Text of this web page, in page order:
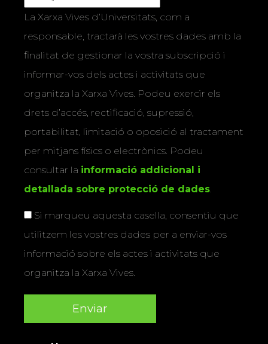
La Xarxa Vives d’Universitats, com a
responsable, tractarà les vostres dades amb la
finalitat de gestionar la vostra subscripció i
informar-vos dels actes i activitats que
organitza la Xarxa Vives. Podeu exercir els
drets d’accés, rectificació, supressió,
portabilitat, limitació o oposició al tractament
per mitjans físics o electrònics. Podeu
consultar la informació addicional i
detallada sobre protecció de dades.
Si marqueu aquesta casella, consentiu que
utilitzem les vostres dades per a enviar-vos
informació sobre els actes i activitats que
organitza la Xarxa Vives.